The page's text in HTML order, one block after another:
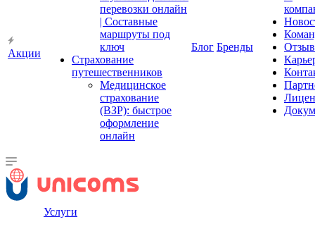
Акции
перевозки онлайн
| Составные
маршруты под
ключ
Страхование
путешественников
Медицинское
страхование
(ВЗР): быстрое
оформление
онлайн
Блог Бренды
Услуги